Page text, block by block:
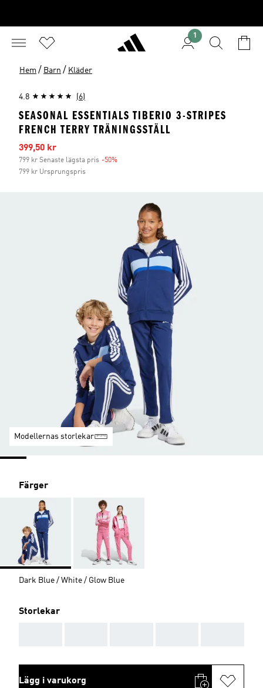
1
Hem / Barn / Kläder
4.8 (6)
SEASONAL ESSENTIALS TIBERIO 3-STRIPES
FRENCH TERRY TRÄNINGSSTÄLL
Reapris
399,50 kr
799 kr Senaste lägsta pris -50%
799 kr Ursprungspris
Modellernas storlekar
Färger
Dark Blue / White / Glow Blue
Storlekar
Lägg i varukorg